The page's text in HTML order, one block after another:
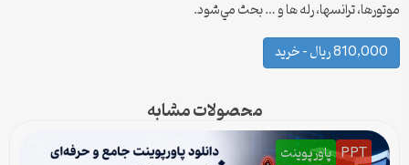
موتورها، ترانسها، رله ها و … بحث مي‌شود.
810,000 ریال – خرید
محصولات مشابه
PPT پاورپوینت